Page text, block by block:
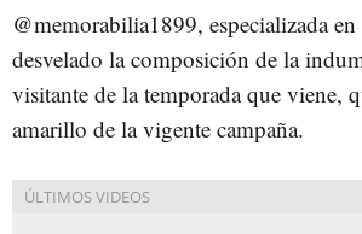
@memorabilia1899, especializada
desvelado la composición de la
visitante de la temporada que viene,
amarillo de la vigente campaña.